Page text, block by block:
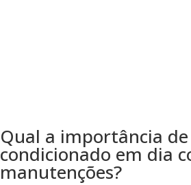
Qual a importância
condicionado em dia
manutenções?